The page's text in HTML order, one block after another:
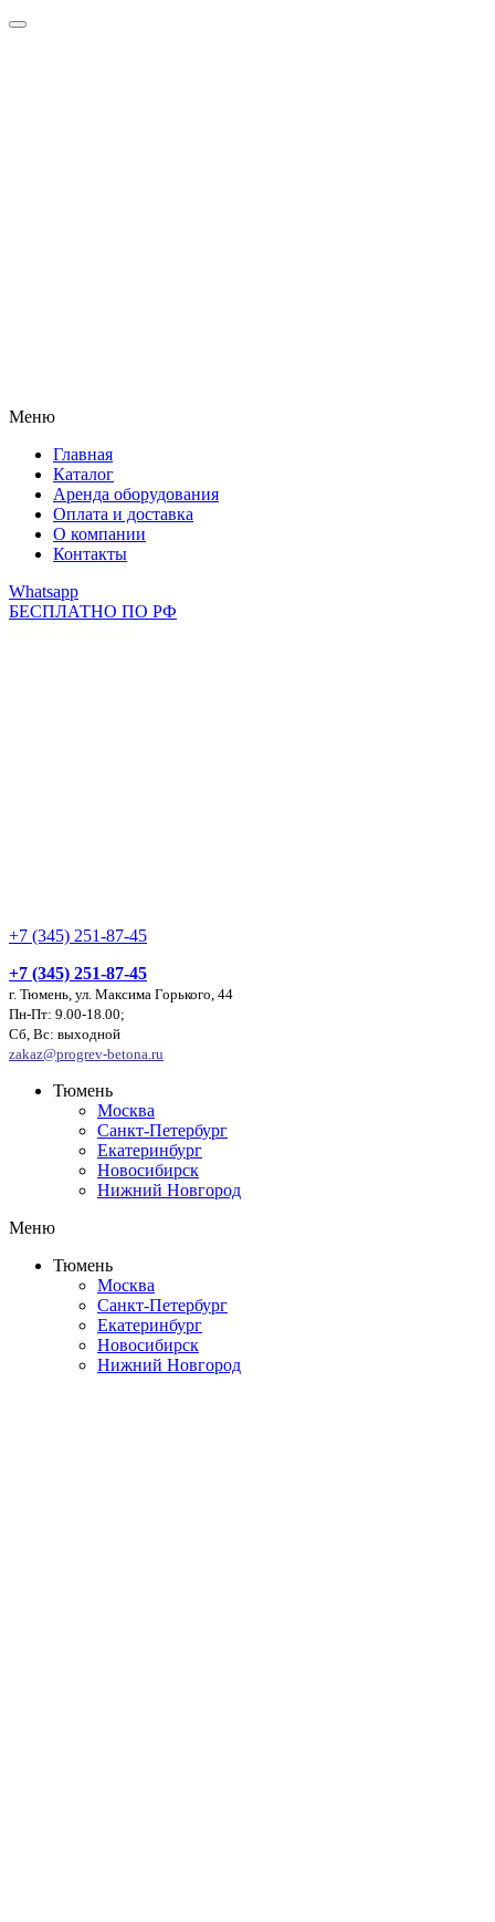
Меню
Главная
Каталог
Аренда оборудования
Оплата и доставка
О компании
Контакты
Whatsapp
БЕСПЛАТНО ПО РФ
+7 (345) 251-87-45
+7 (345) 251-87-45
г. Тюмень, ул. Максима Горького, 44
Пн-Пт: 9.00-18.00;
Сб, Вс: выходной
zakaz@progrev-betona.ru
Тюмень
Москва
Санкт-Петербург
Екатеринбург
Новосибирск
Нижний Новгород
Меню
Тюмень
Москва
Санкт-Петербург
Екатеринбург
Новосибирск
Нижний Новгород